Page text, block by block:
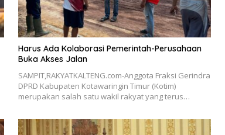
Harus Ada Kolaborasi Pemerintah-Perusahaan
Buka Akses Jalan
SAMPIT,RAKYATKALTENG.com-Anggota Fraksi Gerindra
DPRD Kabupaten Kotawaringin Timur (Kotim)
merupakan salah satu wakil rakyat yang terus…